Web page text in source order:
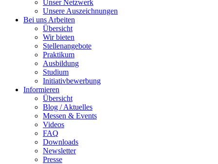
Unser Netzwerk
Unsere Auszeichnungen
Bei uns Arbeiten
Übersicht
Wir bieten
Stellenangebote
Praktikum
Ausbildung
Studium
Initiativbewerbung
Informieren
Übersicht
Blog / Aktuelles
Messen & Events
Videos
FAQ
Downloads
Newsletter
Presse